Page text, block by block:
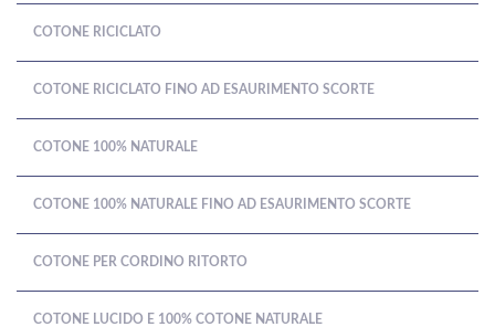
COTONE RICICLATO
COTONE RICICLATO FINO AD ESAURIMENTO SCORTE
COTONE 100% NATURALE
COTONE 100% NATURALE FINO AD ESAURIMENTO SCORTE
COTONE PER CORDINO RITORTO
COTONE LUCIDO E 100% COTONE NATURALE